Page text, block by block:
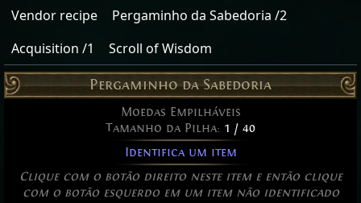
Vendor recipe
Pergaminho da Sabedoria /2
Acquisition /1
Scroll of Wisdom
Pergaminho da Sabedoria
Moedas Empilháveis
Tamanho da Pilha: 1 / 40
Identifica um item
Clique com o botão direito neste item e então clique
com o botão esquerdo em um item não identificado